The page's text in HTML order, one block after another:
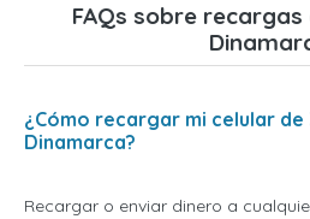
FAQs sobre recargas
¿Cómo recargar mi celular de
Dinamarca?
Recargar o enviar dinero a